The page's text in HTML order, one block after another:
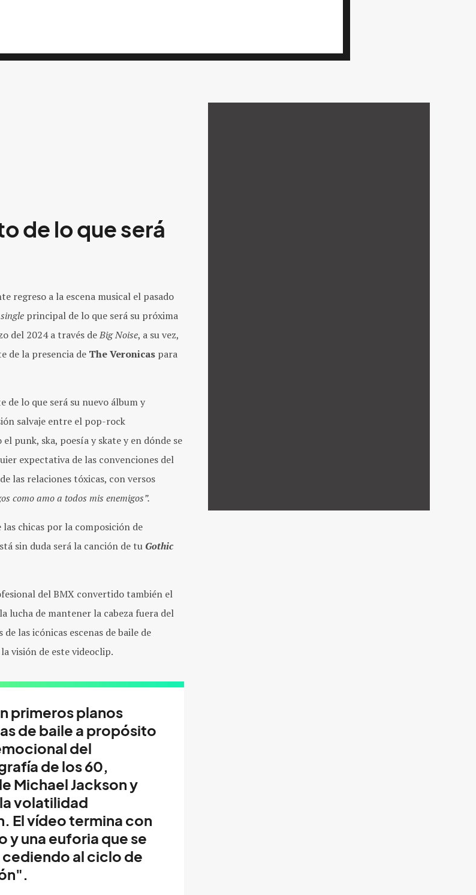
de lo que será
regreso a la escena musical el pasado
single principal de lo que será su próxima
del 2024 a través deBig Noise, a su vez,
de la presencia de The Veronicas para
de lo que será su nuevo álbum y
salvaje entre el pop-rock
punk, ska, poesía y skate y en dónde se
expectativa de las convenciones del
las relaciones tóxicas, con versos
como amo a todos mis enemigos”.
chicas por la composición de
sin duda será la canción de tu Gothic
del BMX convertido también el
lucha de mantener la cabeza fuera del
las icónicas escenas de baile de
visión de este videoclip.
primeros planos
de baile a propósito
del
de los 60,
Michael Jackson y
volatilidad
El vídeo termina con
y una euforia que se
al ciclo de